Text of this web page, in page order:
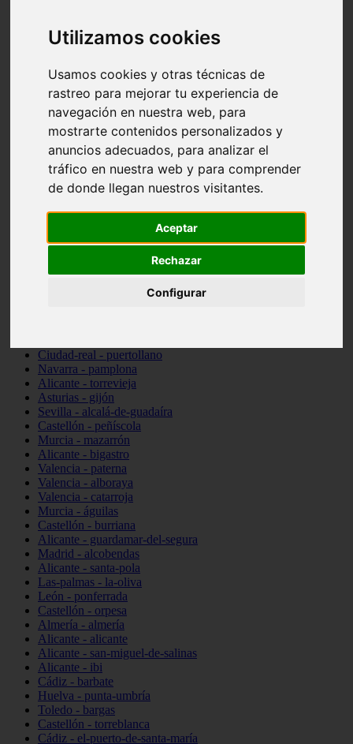
Utilizamos cookies
Usamos cookies y otras técnicas de
rastreo para mejorar tu experiencia de
navegación en nuestra web, para
mostrarte contenidos personalizados y
anuncios adecuados, para analizar el
tráfico en nuestra web y para comprender
de donde llegan nuestros visitantes.
Aceptar
Rechazar
Configurar
Valencia - chiva
Murcia - calasparra
Valencia - sagunt
Asturias - ribadesella
Castellón - benicàssim
Alicante - el-campello
Cádiz - rota
Madrid - las-rozas-de-madrid
Ciudad-real - ciudad-real
Madrid - tres-cantos
Las-palmas - yaiza
Alicante - elx
Ciudad-real - puertollano
Navarra - pamplona
Alicante - torrevieja
Asturias - gijón
Sevilla - alcalá-de-guadaíra
Castellón - peñíscola
Murcia - mazarrón
Alicante - bigastro
Valencia - paterna
Valencia - alboraya
Valencia - catarroja
Murcia - águilas
Castellón - burriana
Alicante - guardamar-del-segura
Madrid - alcobendas
Alicante - santa-pola
Las-palmas - la-oliva
León - ponferrada
Castellón - orpesa
Almería - almería
Alicante - alicante
Alicante - san-miguel-de-salinas
Alicante - ibi
Cádiz - barbate
Huelva - punta-umbría
Toledo - bargas
Castellón - torreblanca
Cádiz - el-puerto-de-santa-maría